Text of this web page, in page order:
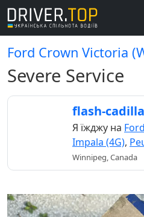
Ford Crown Victoria
Severe Service
flash-
Я їжджу на
Impala (4G),
Winnipeg, Canada